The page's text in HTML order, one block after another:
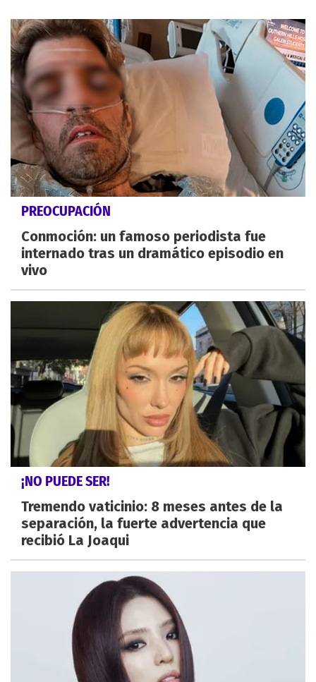
PREOCUPACIÓN
Conmoción: un famoso periodista fue
internado tras un dramático episodio en
vivo
¡NO PUEDE SER!
Tremendo vaticinio: 8 meses antes de la
separación, la fuerte advertencia que
recibió La Joaqui